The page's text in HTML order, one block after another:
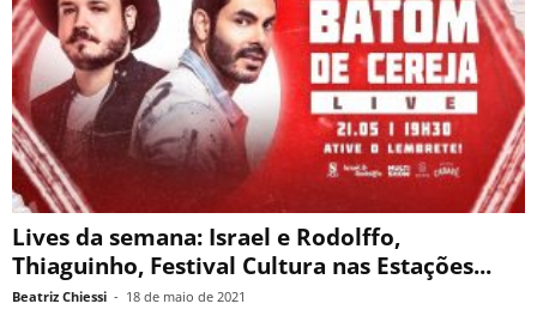
Lives da semana: Israel e Rodolffo,
Thiaguinho, Festival Cultura nas Estações...
Beatriz Chiessi - 18 de maio de 2021